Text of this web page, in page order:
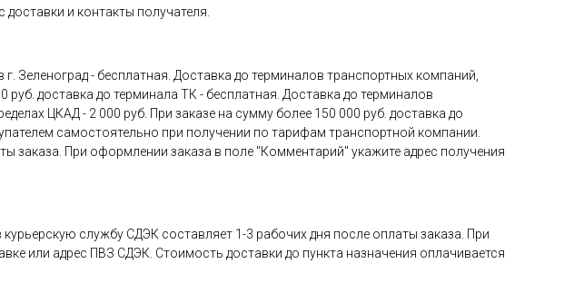
и контакты получателя.
Зеленоград - бесплатная. Доставка до терминалов транспортных компаний,
доставка до терминала ТК - бесплатная. Доставка до терминалов
ЦКАД - 2 000 руб. При заказе на сумму более 150 000 руб. доставка до
самостоятельно при получении по тарифам транспортной компании.
заказа. При оформлении заказа в поле "Комментарий" укажите адрес получения
службу СДЭК составляет 1-3 рабочих дня после оплаты заказа. При
или адрес ПВЗ СДЭК. Стоимость доставки до пункта назначения оплачивается